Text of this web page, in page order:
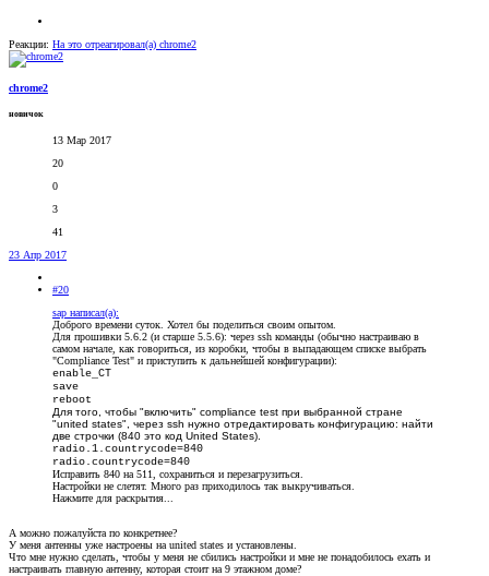
Реакции: На это отреагировал(а) chrome2
chrome2
новичок
13 Мар 2017
20
0
3
41
23 Апр 2017
#20
sap написал(а):
Доброго времени суток. Хотел бы поделиться своим опытом.
Для прошивки 5.6.2 (и старше 5.5.6): через ssh команды (обычно настраиваю в
самом начале, как говориться, из коробки, чтобы в выпадающем списке выбрать
"Compliance Test" и приступить к дальнейшей конфигурации):
enable_CT
save
reboot
Для того, чтобы "включить" compliance test при выбранной стране
"united states", через ssh нужно отредактировать конфигурацию: найти
две строчки (840 это код United States).
radio.1.countrycode=840
radio.countrycode=840
Исправить 840 на 511, сохраниться и перезагрузиться.
Настройки не слетят. Много раз приходилось так выкручиваться.
Нажмите для раскрытия...
А можно пожалуйста по конкретнее?
У меня антенны уже настроены на united states и установлены.
Что мне нужно сделать, чтобы у меня не сбились настройки и мне не понадобилось ехать и
настраивать главную антенну, которая стоит на 9 этажном доме?